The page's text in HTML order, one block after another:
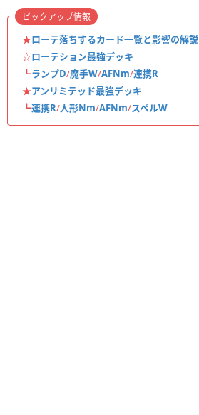
★ローテ落ちするカード一覧と影響の解説
☆ローテション最強デッキ
┗ランプD/魔手W/AFNm/連携R
★アンリミテッド最強デッキ
┗連携R/人形Nm/AFNm/スペルW
ピックアップ情報